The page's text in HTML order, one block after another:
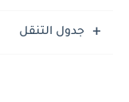
جدول التنقل